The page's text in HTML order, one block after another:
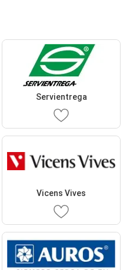
Servientrega
Vicens Vives